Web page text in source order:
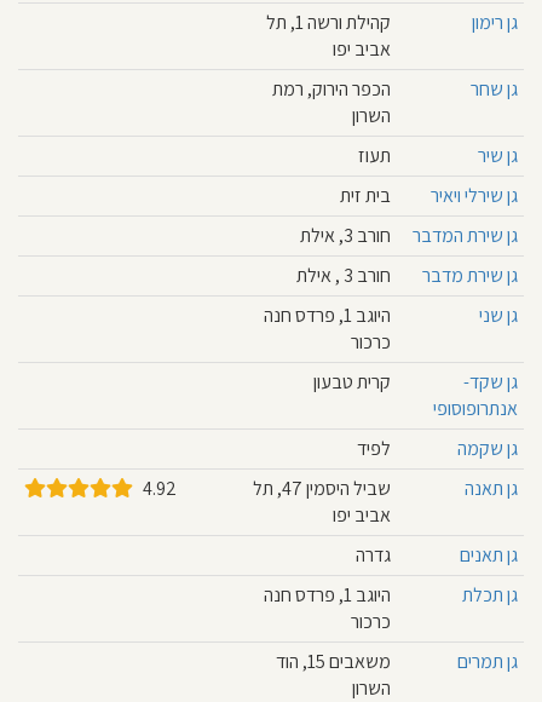
גן רימון
קהילת ורשה 1, תל
אביב יפו
גן שחר
הכפר הירוק, רמת
השרון
גן שיר
תעוז
גן שירלי ויאיר
בית זית
גן שירת המדבר
חורב 3, אילת
גן שירת מדבר
חורב 3 , אילת
גן שני
היוגב 1, פרדס חנה
כרכור
גן שקד-
אנתרופוסופי
קרית טבעון
גן שקמה
לפיד
גן תאנה
שביל היסמין 47, תל
אביב יפו
4.92
גן תאנים
גדרה
גן תכלת
היוגב 1, פרדס חנה
כרכור
גן תמרים
משאבים 15, הוד
השרון